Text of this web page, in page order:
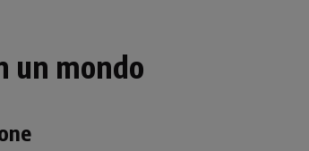
un mondo